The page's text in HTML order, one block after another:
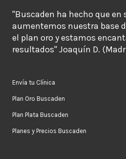
"Buscaden ha hecho que en
aumentemos nuestra base
el plan oro y estamos
resultados" Joaquín D.
Envía tu Clínica
Plan Oro Buscaden
Plan Plata Buscaden
Planes y Precios Buscaden